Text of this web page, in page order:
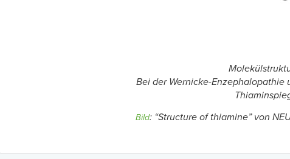
Bei der Wernicke-Enzephalopathie
Bild: “Structure of thiamine” von